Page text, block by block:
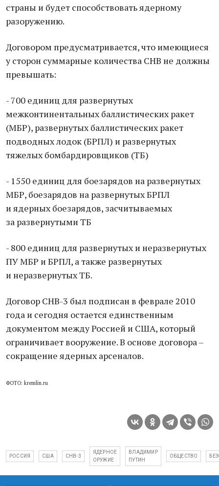
страны и будет способствовать ядерному
разоружению.
Договором предусматривается, что имеющиеся
у сторон суммарные количества СНВ не должны
превышать:
- 700 единиц для развернутых
межконтинентальных баллистических ракет
(МБР), развернутых баллистических ракет
подводных лодок (БРПЛ) и развернутых
тяжелых бомбардировщиков (ТБ)
- 1550 единиц для боезарядов на развернутых
МБР, боезарядов на развернутых БРПЛ
и ядерных боезарядов, засчитываемых
за развернутыми ТБ
- 800 единиц для развернутых и неразвернутых
ПУ МБР и БРПЛ, а также развернутых
и неразвернутых ТБ.
Договор СНВ-3 был подписан в феврале 2010
года и сегодня остается единственным
документом между Россией и США, который
ограничивает вооружение. В основе договора –
сокращение ядерных арсеналов.
ФОТО: kremlin.ru
РОССИЯ США СНВ-3
ЯДЕРНОЕ
ОРУЖИЕ
ВЛАДИМИР
ПУТИН
ОБЩЕСТВО